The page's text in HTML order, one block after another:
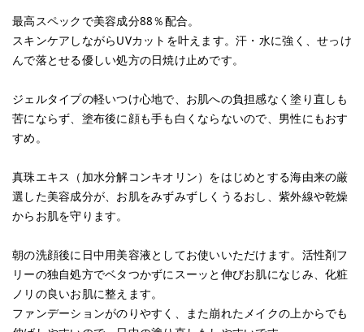
最高スペックで美容成分88％配合。
スキンケアしながらUVカットを叶えます。汗・水に強く、せっけ
んで落とせる優しい処方の日焼け止めです。
ジェルタイプの軽いつけ心地で、お肌への負担感なく塗り直しも
苦にならず、塗布後に顔も手も白くならないので、男性にもおす
すめ。
真珠エキス（加水分解コンキオリン）をはじめとする海由来の厳
選した美容成分が、お肌をみずみずしくうるおし、紫外線や乾燥
からお肌を守ります。
朝の洗顔後に日中用美容液としてお使いいただけます。活性剤フ
リーの独自処方でベタつかずにスーッと伸びお肌になじみ、化粧
ノリの良いお肌に整えます。
ファンデーションがのりやすく、また崩れたメイクの上からでも